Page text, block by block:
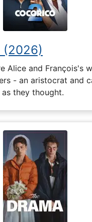
(2026)
Alice and François's
- an aristocrat and
they thought.